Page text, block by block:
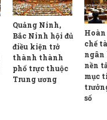
Quảng Ninh,
Bắc Ninh hội đủ
điều kiện trở
thành thành
phố trực thuộc
Trung ương
chế
ngân
nền
mục
số